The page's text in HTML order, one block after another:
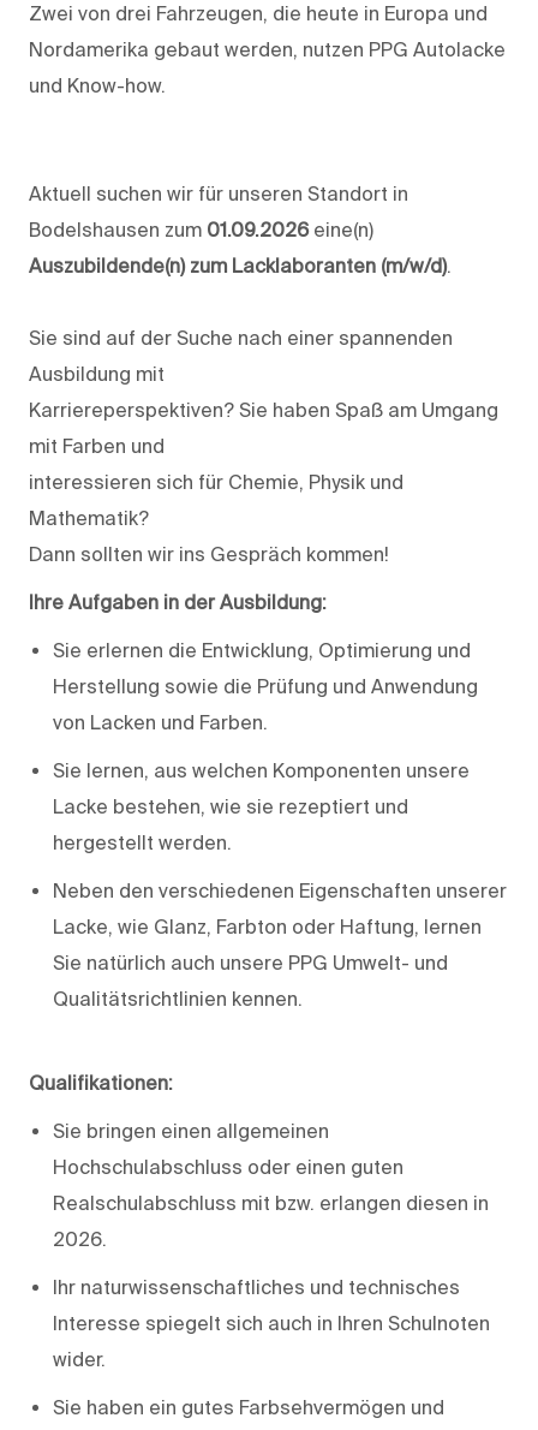
Zwei von drei Fahrzeugen, die heute in Europa und
Nordamerika gebaut werden, nutzen PPG Autolacke
und Know-how.
Aktuell suchen wir für unseren Standort in
Bodelshausen zum 01.09.2026eine(n)
Auszubildende(n) zum Lacklaboranten (m/w/d).
Sie sind auf der Suche nach einer spannenden
Ausbildung mit
Karriereperspektiven? Sie haben Spaß am Umgang
mit Farben und
interessieren sich für Chemie, Physik und
Mathematik?
Dann sollten wir ins Gespräch kommen!
Ihre Aufgaben in der Ausbildung:
Sie erlernen die Entwicklung, Optimierung und
Herstellung sowie die Prüfung und Anwendung
von Lacken und Farben.
Sie lernen, aus welchen Komponenten unsere
Lacke bestehen, wie sie rezeptiert und
hergestellt werden.
Neben den verschiedenen Eigenschaften unserer
Lacke, wie Glanz, Farbton oder Haftung, lernen
Sie natürlich auch unsere PPG Umwelt- und
Qualitätsrichtlinien kennen.
Qualifikationen:
Sie bringen einen allgemeinen
Hochschulabschluss oder einen guten
Realschulabschluss mit bzw. erlangen diesen in
2026.
Ihr naturwissenschaftliches und technisches
Interesse spiegelt sich auch in Ihren Schulnoten
wider.
Sie haben ein gutes Farbsehvermögen und